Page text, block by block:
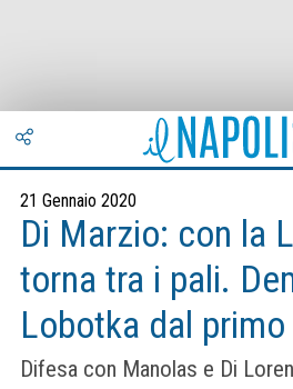
21 Gennaio 2020
Di Marzio: con la
torna tra i pali.
Lobotka dal
Difesa con Manolas e Di